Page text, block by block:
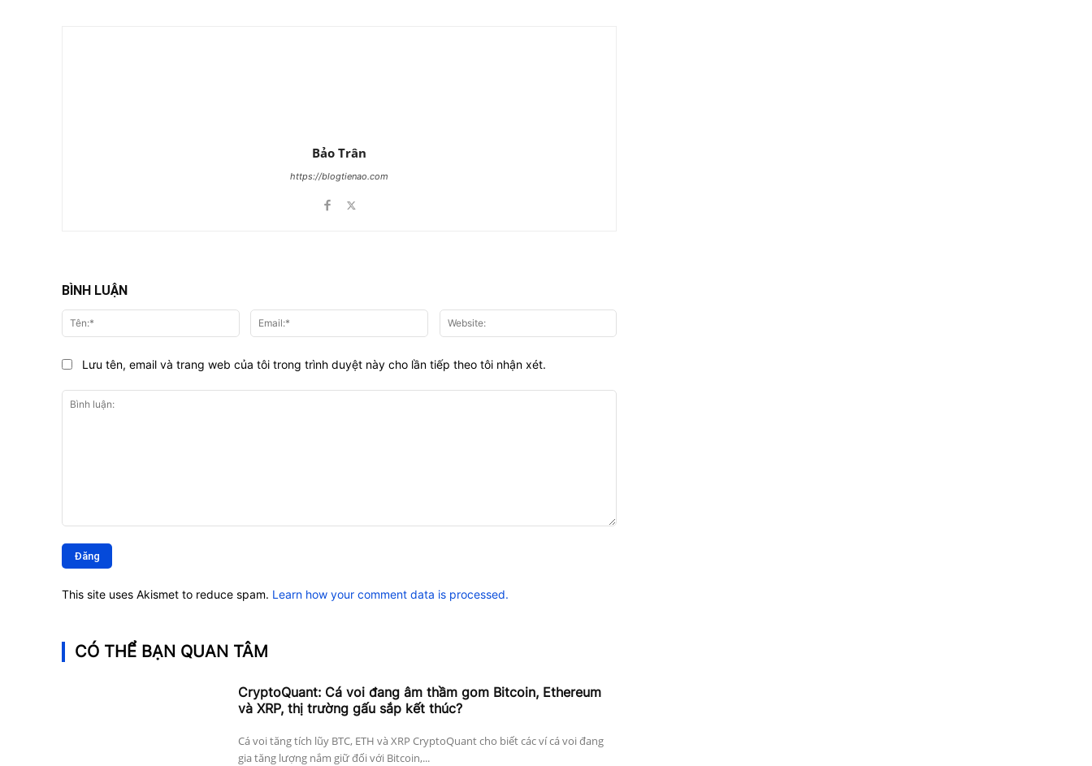
Bảo Trân
https://blogtienao.com
BÌNH LUẬN
luận:
Tên:* Email:*
Lưu tên, email và trang web của tôi trong trình duyệt này cho lần tiếp theo tôi nhận xét.
This site uses Akismet to reduce spam. Learn how your comment data is processed.
CÓ THỂ BẠN QUAN TÂM
CryptoQuant: Cá voi đang âm thầm gom Bitcoin, Ethereum
và XRP, thị trường gấu sắp kết thúc?
Cá voi tăng tích lũy BTC, ETH và XRP CryptoQuant cho biết các ví cá voi đang
gia tăng lượng nắm giữ đối với Bitcoin,...